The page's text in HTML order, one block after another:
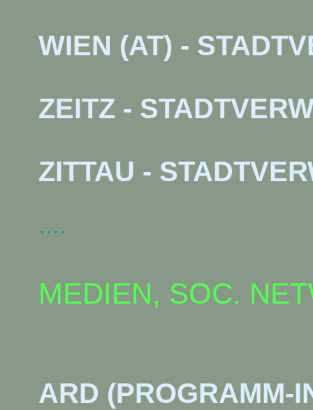
WIEN (AT) -
ZEITZ -
ZITTAU -
····
MEDIEN, SOC.
ARD (PROGRAMM-